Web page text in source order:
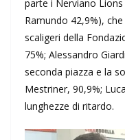
parte i Nerviano Lions
Ramundo 42,9%),
scaligeri della
75%; Alessandro
seconda piazza e la
Mestriner, 90,9%;
lunghezze di ritardo.